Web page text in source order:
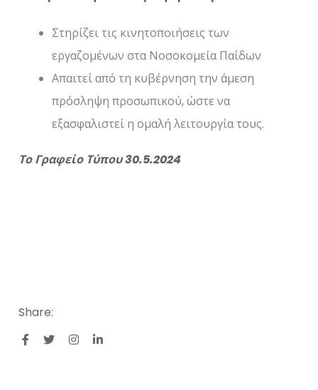
Στηρίζει τις κινητοποιήσεις των
εργαζομένων στα Νοσοκομεία Παίδων
Απαιτεί από τη κυβέρνηση την άμεση
πρόσληψη προσωπικού, ώστε να
εξασφαλιστεί η ομαλή λειτουργία τους.
Το Γραφείο Τύπου30.5.2024
Share: